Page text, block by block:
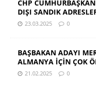
CHP
DIŞI SANDIK
23.03.2025 0
BAŞBAKAN ADAYI
ALMANYA İÇİN ÇOK
21.02.2025 0